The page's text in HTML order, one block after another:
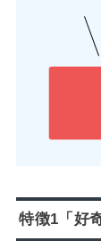
特徴1「好